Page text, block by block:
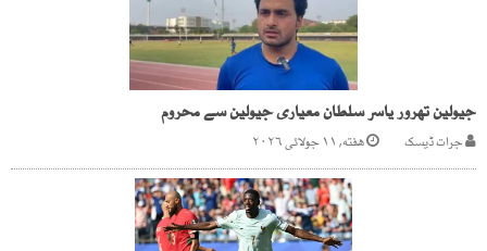
جیولین تھرور یاسر سلطان معیاری جیولین سے محروم
جرات ڈیسک هفته, ۱۱ جولائی ۲۰۲۶